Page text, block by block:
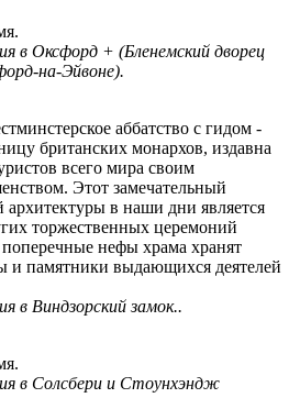
в Оксфорд + (Бленемский дворец
на-Эйвоне).
аббатство с гидом -
британских монархов, издавна
всего мира своим
Этот замечательный
архитектуры в наши дни является
торжественных церемоний
нефы храма хранят
и памятники выдающихся деятелей
в Виндзорский замок..
в Солсбери и Стоунхэндж